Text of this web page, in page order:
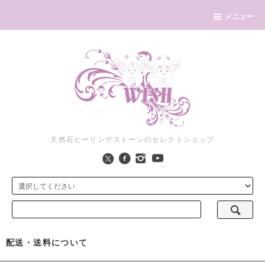
メニュー
天然石ヒーリングストーンのセレクトショップ
配送・送料について